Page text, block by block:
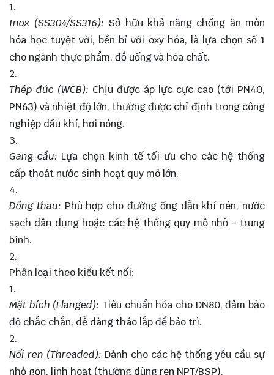
Inox (SS304/SS316): Sở hữu khả năng chống ăn mòn
hóa học tuyệt vời, bền bỉ với oxy hóa, là lựa chọn số 1
cho ngành thực phẩm, đồ uống và hóa chất.
Thép đúc (WCB): Chịu được áp lực cực cao (tới PN40,
PN63) và nhiệt độ lớn, thường được chỉ định trong công
nghiệp dầu khí, hơi nóng.
Gang cầu: Lựa chọn kinh tế tối ưu cho các hệ thống
cấp thoát nước sinh hoạt quy mô lớn.
Đồng thau: Phù hợp cho đường ống dẫn khí nén, nước
sạch dân dụng hoặc các hệ thống quy mô nhỏ - trung
bình.
Phân loại theo kiểu kết nối:
Mặt bích (Flanged): Tiêu chuẩn hóa cho DN80, đảm bảo
độ chắc chắn, dễ dàng tháo lắp để bảo trì.
Nối ren (Threaded): Dành cho các hệ thống yêu cầu sự
nhỏ gọn, linh hoạt (thường dùng ren NPT/BSP).